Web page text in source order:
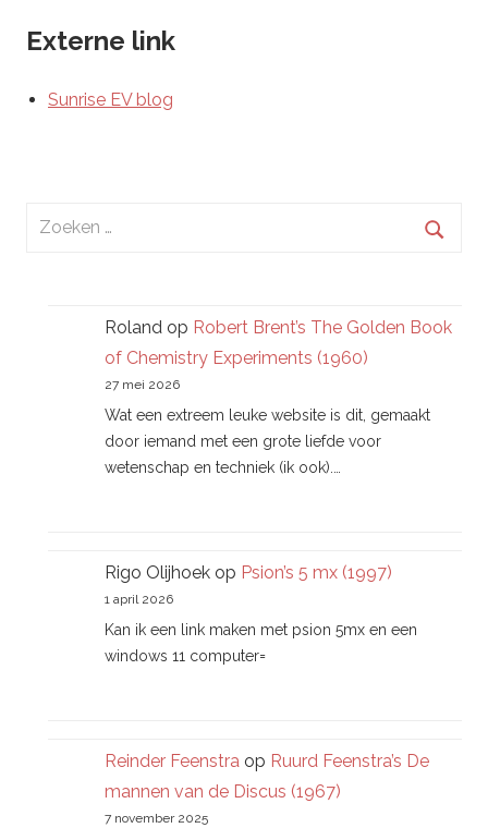
Externe link
Sunrise EV blog
Zoeken
Roland op Robert Brent’s The Golden Book
of Chemistry Experiments (1960)
27 mei 2026
Wat een extreem leuke website is dit, gemaakt
door iemand met een grote liefde voor
wetenschap en techniek (ik ook).…
Rigo Olijhoek op Psion’s 5 mx (1997)
1 april 2026
Kan ik een link maken met psion 5mx en een
windows 11 computer=
Reinder Feenstra op Ruurd Feenstra’s De
mannen van de Discus (1967)
7 november 2025